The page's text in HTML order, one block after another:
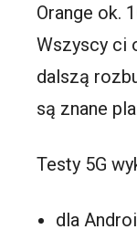
Orange ok.
Wszyscy ci
dalszą
są znane
Testy 5G
dla